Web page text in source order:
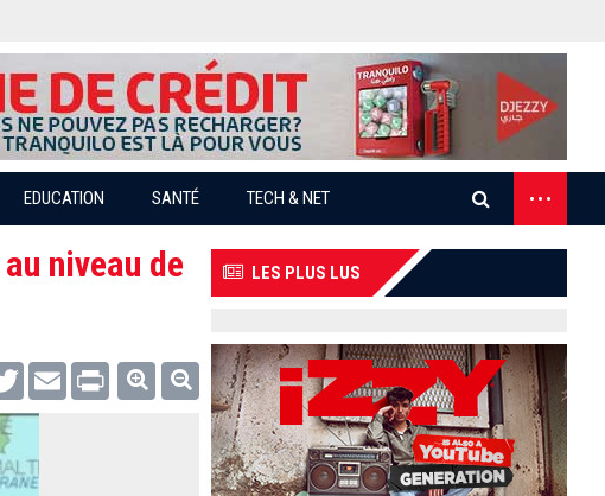
EDUCATION SANTÉ TECH & NET
...
niveau de
Twitter Email Print
LES PLUS LUS